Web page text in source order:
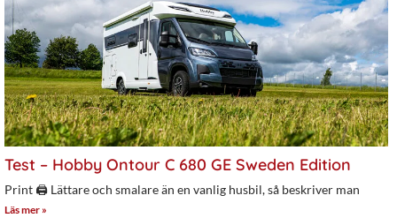
Test – Hobby Ontour C 680 GE Sweden Edition
Print 🖨 Lättare och smalare än en vanlig husbil, så beskriver man
Läs mer »